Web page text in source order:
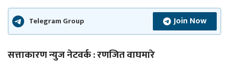
Telegram Group Join Now
सत्ताकारण न्युज नेटवर्क : रणजित वाघमारे